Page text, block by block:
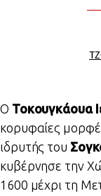
Ο Τοκουγκάουα
κορυφαίες
ιδρυτής του
κυβέρνησε την
1600 μέχρι τη